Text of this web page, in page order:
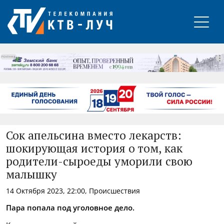
РЕКЛАМА
Сок апельсина вместо лекарств:
шокирующая история о том, как
родители-сыроеды уморили свою
малышку
14 Октября 2023, 22:00, Происшествия
Пара попала под уголовное дело.